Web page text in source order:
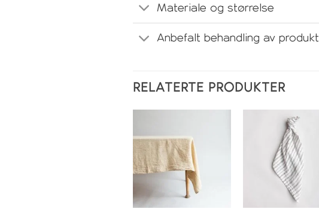
Materiale og størrelse
Anbefalt behandling av produkt
RELATERTE PRODUKTER